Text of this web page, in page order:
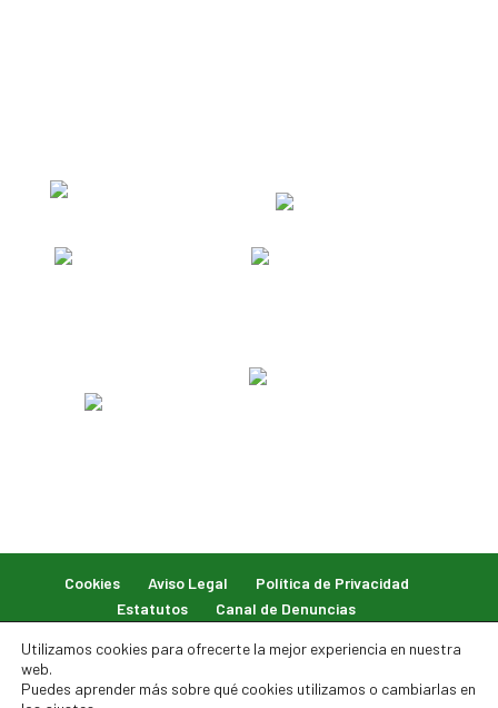
Cookies Aviso Legal
Política de Privacidad
Estatutos
Canal de Denuncias
Utilizamos cookies para ofrecerte la mejor experiencia en nuestra
web.
Puedes aprender más sobre qué cookies utilizamos o cambiarlas en